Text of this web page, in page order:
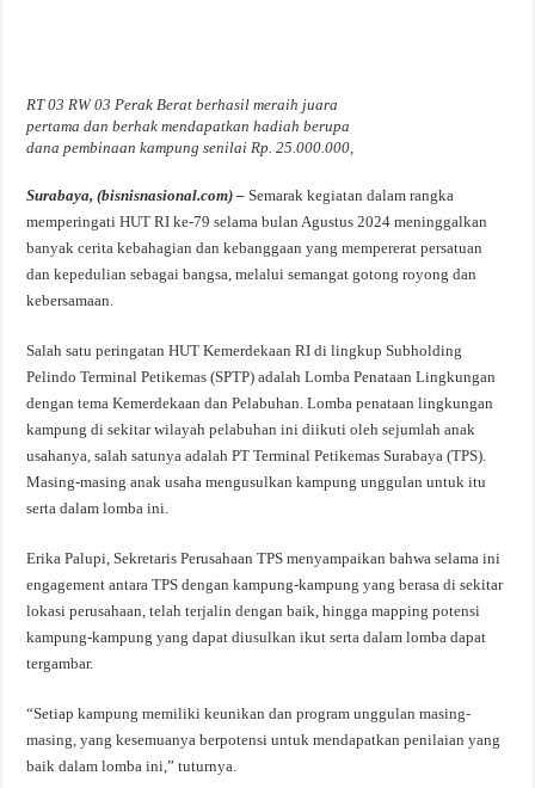
RT 03 RW 03 Perak Berat berhasil meraih juara
pertama dan berhak mendapatkan hadiah berupa
dana pembinaan kampung senilai Rp. 25.000.000,
Surabaya, (bisnisnasional.com) – Semarak kegiatan dalam rangka
memperingati HUT RI ke-79 selama bulan Agustus 2024 meninggalkan
banyak cerita kebahagian dan kebanggaan yang mempererat persatuan
dan kepedulian sebagai bangsa, melalui semangat gotong royong dan
kebersamaan.
Salah satu peringatan HUT Kemerdekaan RI di lingkup Subholding
Pelindo Terminal Petikemas (SPTP) adalah Lomba Penataan Lingkungan
dengan tema Kemerdekaan dan Pelabuhan. Lomba penataan lingkungan
kampung di sekitar wilayah pelabuhan ini diikuti oleh sejumlah anak
usahanya, salah satunya adalah PT Terminal Petikemas Surabaya (TPS).
Masing-masing anak usaha mengusulkan kampung unggulan untuk itu
serta dalam lomba ini.
Erika Palupi, Sekretaris Perusahaan TPS menyampaikan bahwa selama ini
engagement antara TPS dengan kampung-kampung yang berasa di sekitar
lokasi perusahaan, telah terjalin dengan baik, hingga mapping potensi
kampung-kampung yang dapat diusulkan ikut serta dalam lomba dapat
tergambar.
“Setiap kampung memiliki keunikan dan program unggulan masing-
masing, yang kesemuanya berpotensi untuk mendapatkan penilaian yang
baik dalam lomba ini,” tuturnya.